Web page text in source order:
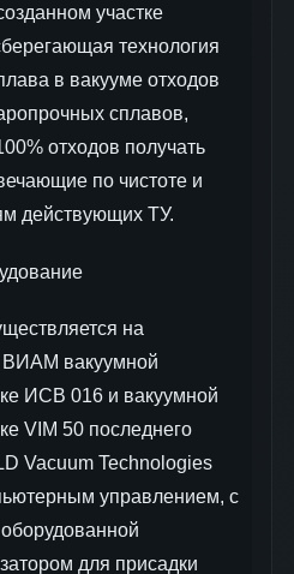
участке
технология
в вакууме отходов
сплавов,
отходов получать
по чистоте и
действующих ТУ.
на
ВИАМ вакуумной
ИСВ 016 и вакуумной
VIM 50 последнего
Vacuum Technologies
управлением, с
оборудованной
для присадки